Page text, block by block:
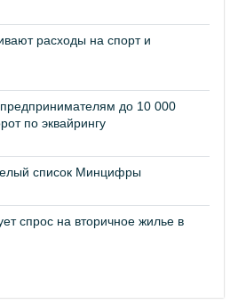
расходы на спорт и
до 10 000
по эквайрингу
список Минцифры
спрос на вторичное жилье в